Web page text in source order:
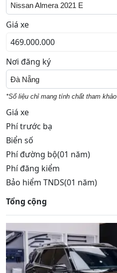
Nissan Almera 2021 E
Giá xe
Nơi đăng ký
Đà Nẵng
*Số liệu chỉ mang tính chất tham khảo
Giá xe
Phí trước bạ
Biển số
Phí đường bộ(01 năm)
Phí đăng kiểm
Bảo hiểm TNDS(01 năm)
Tổng cộng